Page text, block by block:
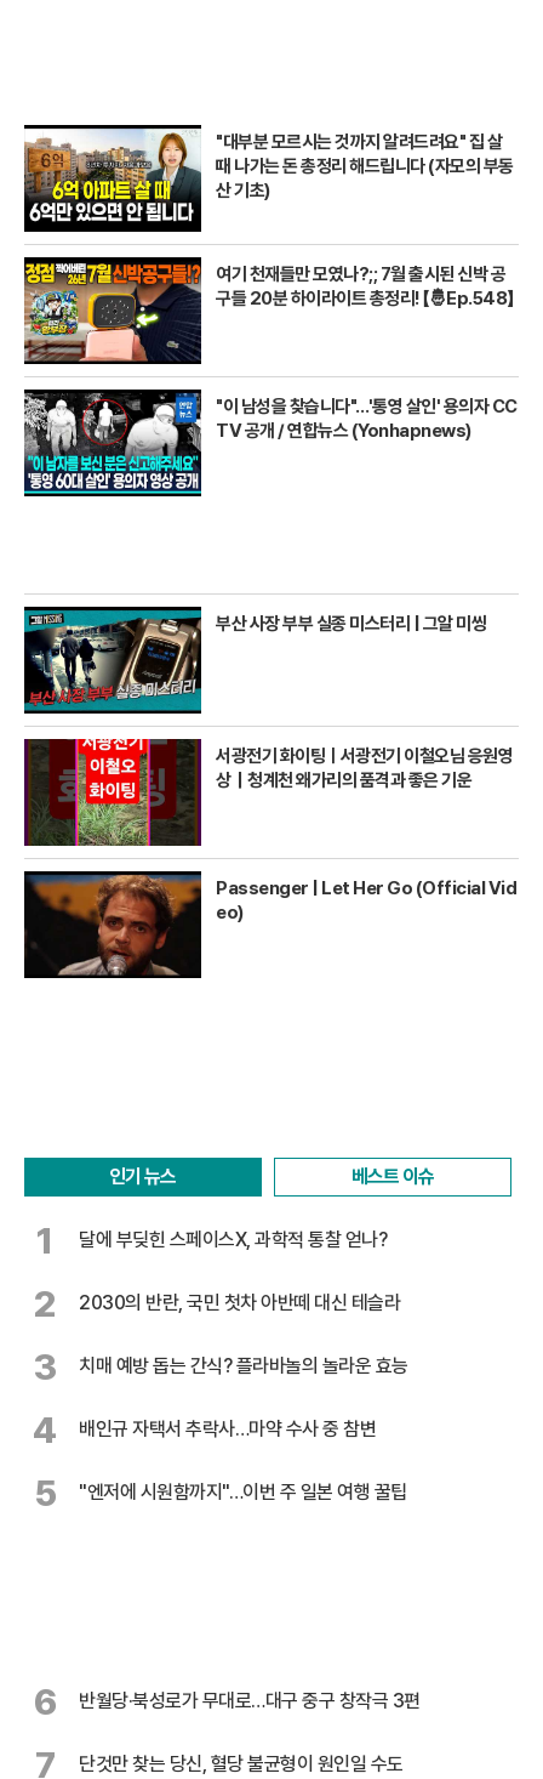
"대부분 모르시는 것까지 알려드려요" 집 살
때 나가는 돈 총정리 해드립니다 (자모의 부동
산 기초)
여기 천재들만 모였나?;; 7월 출시된 신박 공
구들 20분 하이라이트 총정리! 【🤴Ep.548】
"이 남성을 찾습니다"…'통영 살인' 용의자 CC
TV 공개 / 연합뉴스 (Yonhapnews)
부산 사장 부부 실종 미스터리 | 그알 미씽
서광전기 화이팅ㅣ서광전기 이철오님 응원영
상｜청계천 왜가리의 품격과 좋은 기운
Passenger | Let Her Go (Official Vid
eo)
인기 뉴스 베스트 이슈
1 달에 부딪힌 스페이스X, 과학적 통찰 얻나?
2 2030의 반란, 국민 첫차 아반떼 대신 테슬라
3 치매 예방 돕는 간식? 플라바놀의 놀라운 효능
4 배인규 자택서 추락사…마약 수사 중 참변
5 "엔저에 시원함까지"…이번 주 일본 여행 꿀팁
6 반월당·북성로가 무대로…대구 중구 창작극 3편
7 단것만 찾는 당신, 혈당 불균형이 원인일 수도